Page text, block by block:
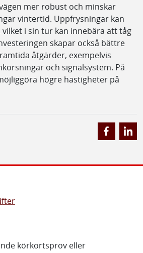
mer robust och minskar
vintertid. Uppfrysningar kan
vilket i sin tur kan innebära att tåg
skapar också bättre
åtgärder, exempelvis
och signalsystem. På
högre hastigheter på
körkortsprov eller